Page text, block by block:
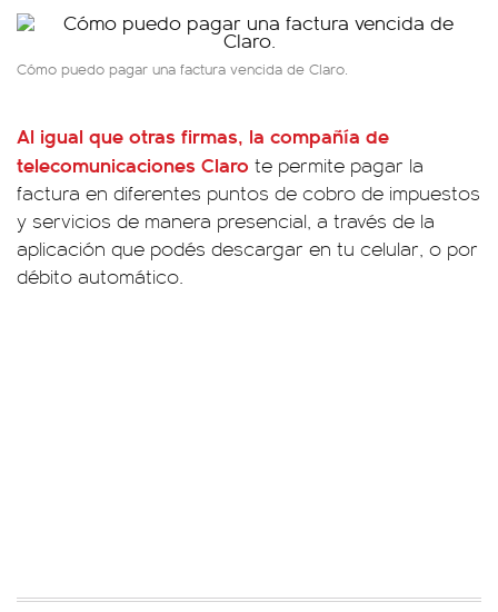
Cómo puedo pagar una factura vencida de Claro.
Al igual que otras firmas, la compañía de
telecomunicaciones Claro te permite pagar la
factura en diferentes puntos de cobro de impuestos
y servicios de manera presencial, a través de la
aplicación que podés descargar en tu celular, o por
débito automático.